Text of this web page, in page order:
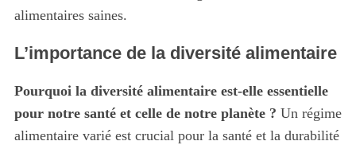
alimentaires saines.
L’importance de la diversité alimentaire
Pourquoi la diversité alimentaire est-elle essentielle
pour notre santé et celle de notre planète ? Un régime
alimentaire varié est crucial pour la santé et la durabilité
h
o
: